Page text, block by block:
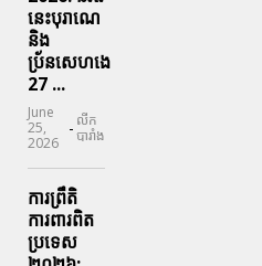
នេះបុរាណេ
និង
ប្រ័នសេហងេ
27 ...
June
25,
2026
- លីក
បារាំង
ការព្រឹតិ
ការពារ​ពិត
ប្រទេស